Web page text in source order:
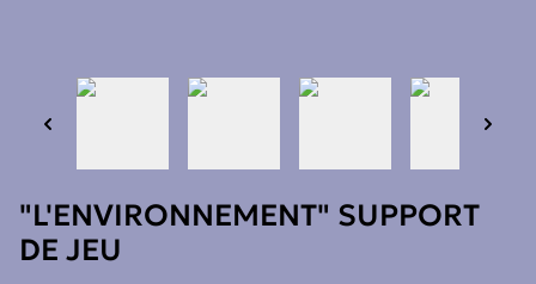
"L'ENVIRONNEMENT" SUPPORT
DE JEU